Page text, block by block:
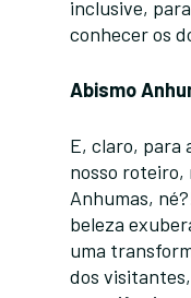
inclusive,
conhecer os
Abismo
E, claro, para
nosso roteiro,
Anhumas,
beleza
uma
dos